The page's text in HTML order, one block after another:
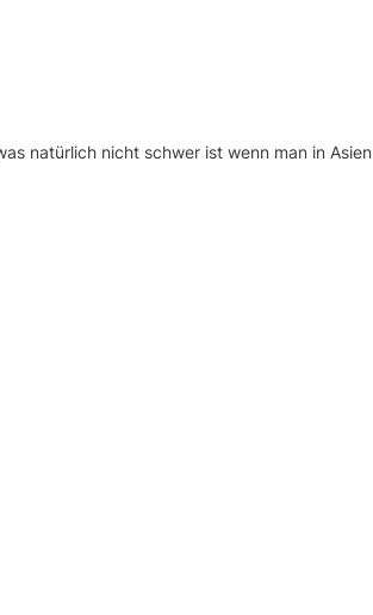
natürlich nicht schwer ist wenn man in Asien